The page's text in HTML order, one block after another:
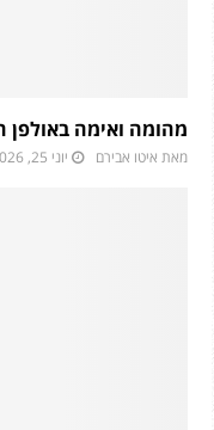
מהומה ואימה באולפן
מאת איטו אבירם יוני 25, 2026